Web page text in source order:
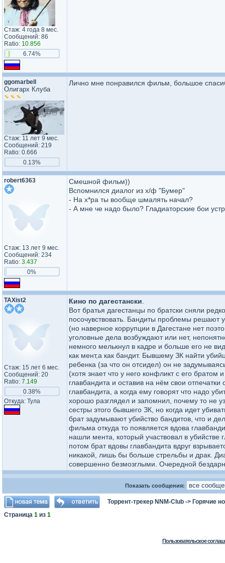
Стаж: 4 года 8 мес.
Сообщений: 86
Ratio: 10.856
6.74%
ggomarbell
Олигарх Клуба
Стаж: 11 лет 9 мес.
Сообщений: 219
Ratio: 0.666
0.13%
Лично мне понравился фильм, большое
robert6363
Стаж: 13 лет 9 мес.
Сообщений: 234
Ratio: 3.437
0%
Смешной фильм))
Вспомнился диалог из х/ф "Бумер"
- На х*ра ты вообще шмалять начал?
- А мне че надо было? Гладиаторские бои
TAXist2
Стаж: 15 лет 6 мес.
Сообщений: 20
Ratio: 7.149
0.38%
Откуда: Тула
Кино по дагестански
Вот братья дагестанцы по братски сняли
посочувствовать. Бандиты проблемы решают
(но наверное коррупции в Дагестане нет
уголовные дела возбуждают или нет,
немного мелькнул в кадре и больше его не
как мент,а как бандит. Бывшему ЗК найти
ребенка (за что он отсидел) он не
(хотя знает что у него конфликт с его братом
главбандита и оставив на нём свои
главбандита, а когда ему говорят что надо
хорошо разглядел и запомнил, почему то не
сестры этого бывшего ЗК, но когда идет
брат задумывают убийство бандитов, что и
фильма откуда то появляется вдова
нашли мента, который участвовал в убийстве
потом брат вдовы главбандита вдруг
никакой, лишь бы больше стрельбы и драк.
совершенно безмозглыми. Очередной
Показать сообщения:
Торрент-трекер NNM-Club -> Горячие
Страница 1 из 1
Пользовательское